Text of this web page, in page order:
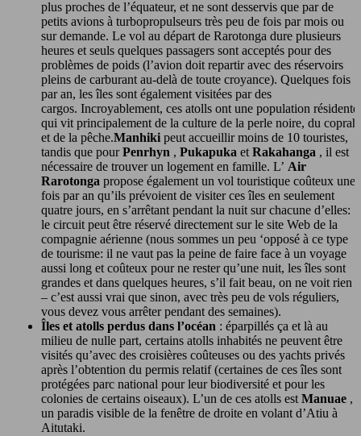
plus proches de l’équateur, et ne sont desservis que par de
petits avions à turbopropulseurs très peu de fois par mois ou
sur demande. Le vol au départ de Rarotonga dure plusieurs
heures et seuls quelques passagers sont acceptés pour des
problèmes de poids (l’avion doit repartir avec des réservoirs
pleins de carburant au-delà de toute croyance). Quelques fois
par an, les îles sont également visitées par des
cargos. Incroyablement, ces atolls ont une population résidente
qui vit principalement de la culture de la perle noire, du coprah
et de la pêche.Manhiki peut accueillir moins de 10 touristes,
tandis que pourPenrhyn , Pukapuka et Rakahanga , il est
nécessaire de trouver un logement en famille. L’ Air
Rarotonga propose également un vol touristique coûteux une
fois par an qu’ils prévoient de visiter ces îles en seulement
quatre jours, en s’arrêtant pendant la nuit sur chacune d’elles:
le circuit peut être réservé directement sur le site Web de la
compagnie aérienne (nous sommes un peu ‘opposé à ce type
de tourisme: il ne vaut pas la peine de faire face à un voyage
aussi long et coûteux pour ne rester qu’une nuit, les îles sont
grandes et dans quelques heures, s’il fait beau, on ne voit rien
– c’est aussi vrai que sinon, avec très peu de vols réguliers,
vous devez vous arrêter pendant des semaines).
Îles et atolls perdus dans l’océan : éparpillés ça et là au
milieu de nulle part, certains atolls inhabités ne peuvent être
visités qu’avec des croisières coûteuses ou des yachts privés
après l’obtention du permis relatif (certaines de ces îles sont
protégées parc national pour leur biodiversité et pour les
colonies de certains oiseaux). L’un de ces atolls est Manuae ,
un paradis visible de la fenêtre de droite en volant d’Atiu à
Aitutaki.